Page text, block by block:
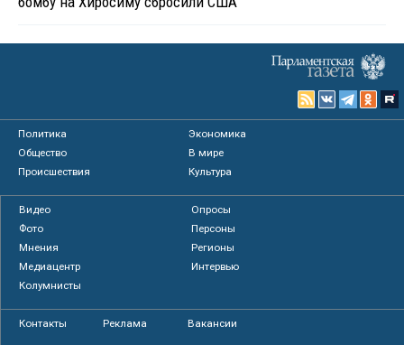
Политика
Экономика
Общество
В мире
Происшествия
Культура
Видео
Опросы
Фото
Персоны
Мнения
Регионы
Медиацентр
Интервью
Колумнисты
Контакты Реклама Вакансии